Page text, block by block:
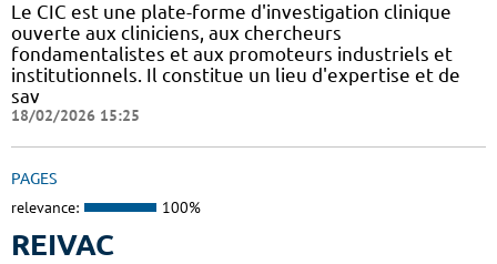
Le CIC est une plate-forme d'investigation clinique
ouverte aux cliniciens, aux chercheurs
fondamentalistes et aux promoteurs industriels et
institutionnels. Il constitue un lieu d'expertise et de
sav
18/02/2026 15:25
PAGES
relevance: 100%
REIVAC